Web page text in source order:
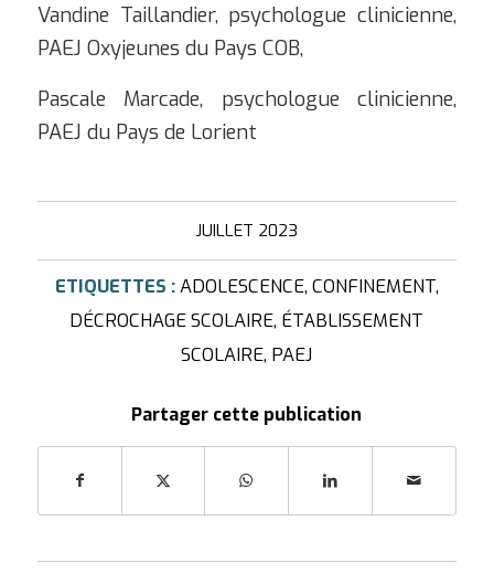
Vandine Taillandier, psychologue clinicienne,
PAEJ Oxyjeunes du Pays COB,
Pascale Marcade, psychologue clinicienne,
PAEJ du Pays de Lorient
JUILLET 2023
ETIQUETTES :ADOLESCENCE, CONFINEMENT,
DÉCROCHAGE SCOLAIRE, ÉTABLISSEMENT
SCOLAIRE, PAEJ
Partager cette publication